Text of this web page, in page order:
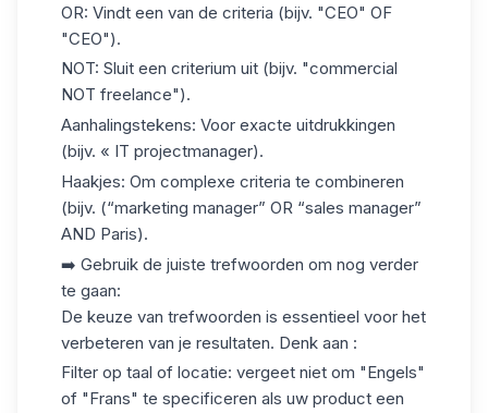
OR: Vindt een van de criteria (bijv. "CEO" OF
"CEO").
NOT: Sluit een criterium uit (bijv. "commercial
NOT freelance").
Aanhalingstekens: Voor exacte uitdrukkingen
(bijv. « IT projectmanager).
Haakjes: Om complexe criteria te combineren
(bijv. (“marketing manager” OR “sales manager”
AND Paris).
➡️ Gebruik de juiste trefwoorden om nog verder
te gaan:
De keuze van trefwoorden is essentieel voor het
verbeteren van je resultaten. Denk aan :
Filter op taal of locatie: vergeet niet om "Engels"
of "Frans" te specificeren als uw product een